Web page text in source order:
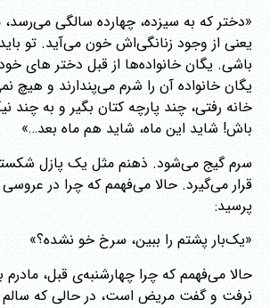
«دختر که به سیزده، چهارده سالگی
یعنی از وجود زنانگی‌اش خون می‌آید. تو
باشی. یگان خانواده‌ها از قبل دختر های خود
یگان خانواده آن را شرم می‌پندارند و هیچ
خانه رفتی، چند پارچه کتان بگیر و به چند
باش! شاید این ماه، شاید هم ماه بعد…»
سرم گیج می‌شود. ذهنم مثل یک پازل
قرار می‌گیرد. حالا می‌فهمم که چرا در عروسی
پرسید:
«یک‌بار پشتم را ببین، سرخ خو نشده؟»
حالا می‌فهمم که چرا چهارشنبه‌ی قبل،
نرفت و گفت مریض است، در حالی که سالم